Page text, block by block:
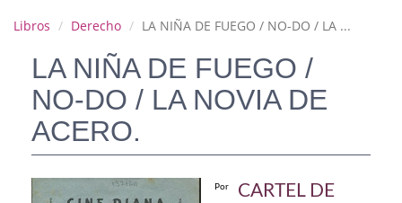
MATERIAS
Arte
Astrología. Ocultismo
Libros Derecho LA NIÑA DE FUEGO / NO-DO / LA ...
LA NIÑA DE FUEGO /
NO-DO / LA NOVIA DE
ACERO.
Por
CARTEL DE